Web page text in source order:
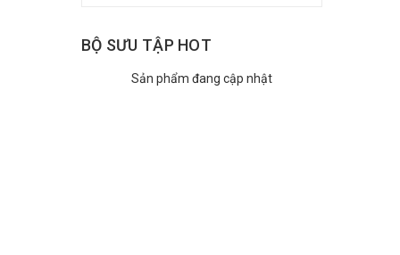
BỘ SƯU TẬP HOT
Sản phẩm đang cập nhật